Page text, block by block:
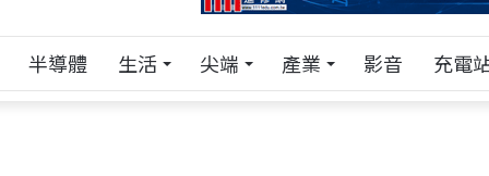
半導體 生活 尖端 產業 影音 充電